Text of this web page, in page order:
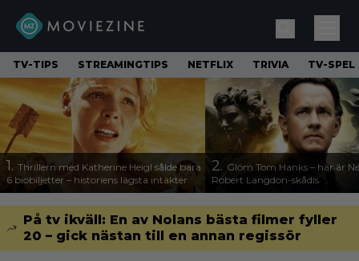
TV-TIPS STREAMINGTIPS NETFLIX TRIVIA TV-SPEL
1. Thrillern med Katherine Heigl sålde bara
6 biobiljetter – historiens lägsta intäkter
2. Glöm Tom Hanks – här är
Robert Langdon-skådis
På tv ikväll: En av Nolans bästa filmer fyller
20 – gick nästan till en annan regissör